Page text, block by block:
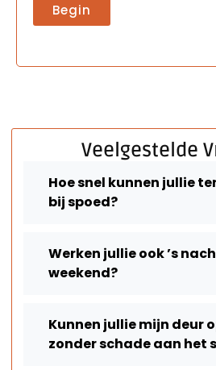
Begin
Veelgestelde
Hoe snel kunnen jullie
bij spoed?
Werken jullie ook ’s
weekend?
Kunnen jullie mijn deur
zonder schade aan het